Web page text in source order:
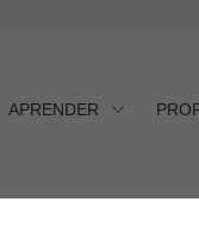
APRENDER